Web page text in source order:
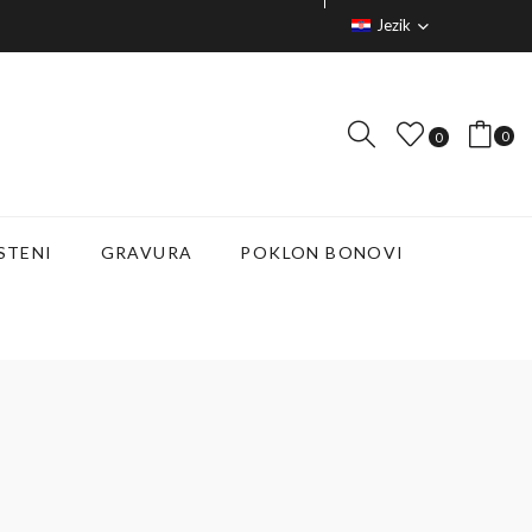
Jezik
0 0
GRAVURA POKLON BONOVI